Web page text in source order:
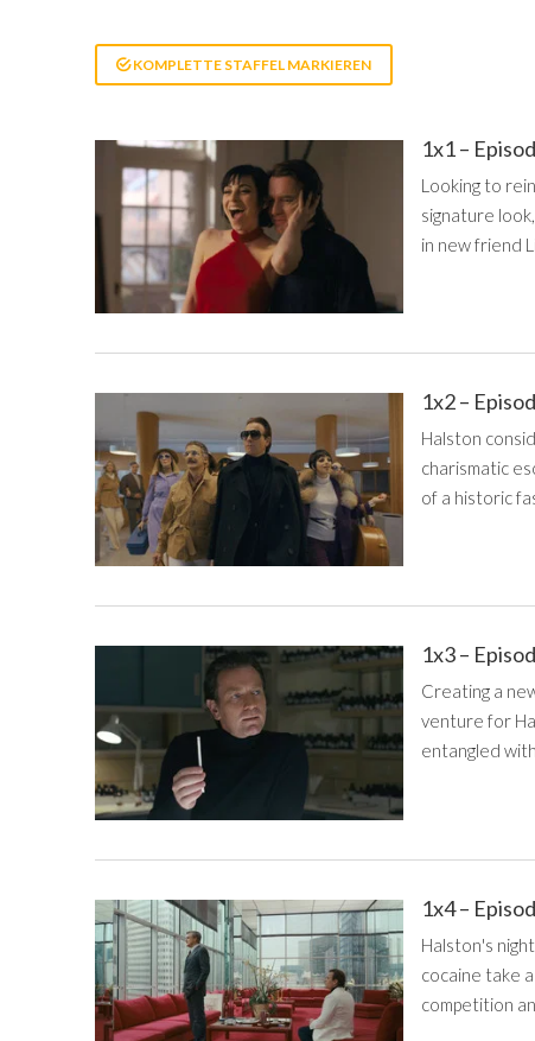
KOMPLETTE STAFFEL MARKIEREN
1x1 –
Looking to
signature
in new friend
1x2 –
Halston
charismatic
of a historic
1x3 –
Creating a
venture for
entangled
1x4 –
Halston's
cocaine take
competition